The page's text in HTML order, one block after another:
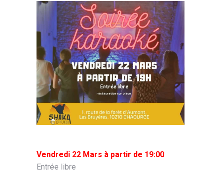
Vendredi 22 Mars à partir de 19:00
Entrée libre